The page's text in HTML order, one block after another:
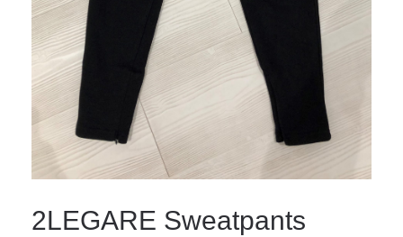
2LEGARE Sweatpants